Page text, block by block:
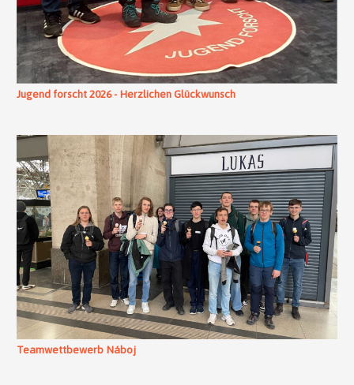
Jugend forscht 2026 - Herzlichen Glückwunsch
Teamwettbewerb Náboj